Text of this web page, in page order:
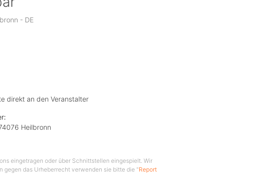
- DE
direkt an den Veranstalter
Heilbronn
eingetragen oder über Schnittstellen eingespielt. Wir
gegen das Urheberrecht verwenden sie bitte die "Report